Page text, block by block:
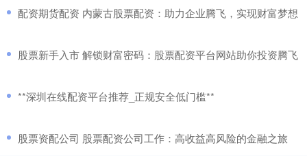
​配资期货配资 内蒙古股票配资：助力企业腾飞，实现财富梦想
​股票新手入市 解锁财富密码：股票配资平台网站助你投资腾飞
​**深圳在线配资平台推荐_正规安全低门槛**
​股票资配公司 股票配资公司工作：高收益高风险的金融之旅